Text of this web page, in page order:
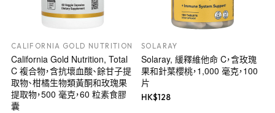
CALIFORNIA GOLD NUTRITION
California Gold Nutrition, Total
C 複合物，含抗壞血酸、餘甘子提
取物、柑橘生物類黃酮和玫瑰果
提取物，500 毫克，60 粒素食膠
囊
SOLARAY
Solaray, 緩釋維他命 C，含玫瑰
果和針葉櫻桃，1,000 毫克，100
片
HK$128